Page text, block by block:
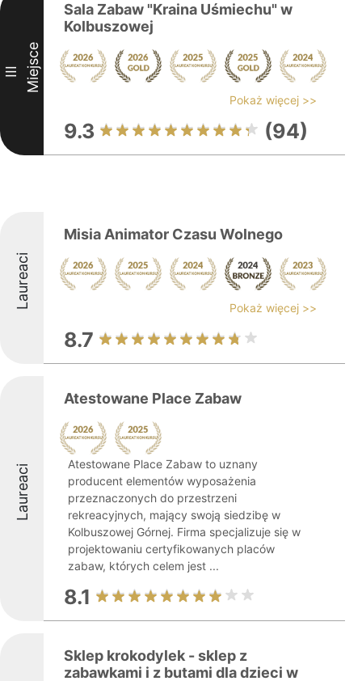
III Miejsce
Sala Zabaw "Kraina Uśmiechu" w
Kolbuszowej
Pokaż więcej >>
9.3 (94)
Laureaci
Misia Animator Czasu Wolnego
Pokaż więcej >>
8.7
Laureaci
Atestowane Place Zabaw
Atestowane Place Zabaw to uznany
producent elementów wyposażenia
przeznaczonych do przestrzeni
rekreacyjnych, mający swoją siedzibę w
Kolbuszowej Górnej. Firma specjalizuje się w
projektowaniu certyfikowanych placów
zabaw, których celem jest ...
8.1
Sklep krokodylek - sklep z
zabawkami i z butami dla dzieci w